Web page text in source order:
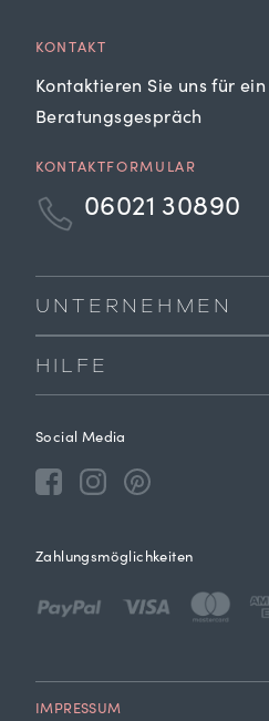
KONTAKT
Kontaktieren Sie uns für
Beratungsgespräch
KONTAKTFORMULAR
06021 30890
UNTERNEHMEN
HILFE
Social Media
Zahlungsmöglichkeiten
IMPRESSUM